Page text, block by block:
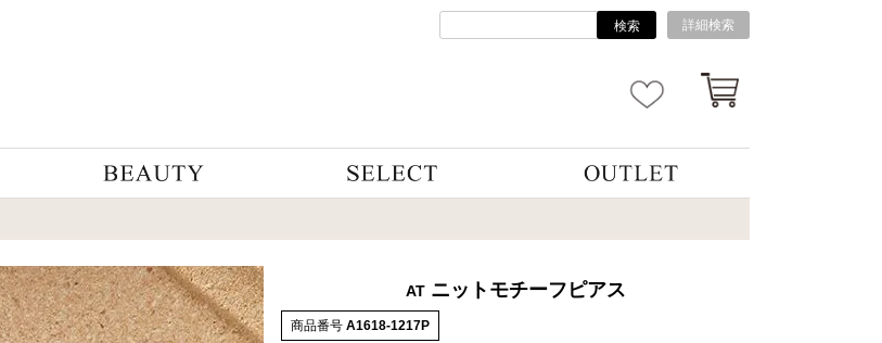
検索 詳細検索
AT ニットモチーフピアス
商品番号 A1618-1217P